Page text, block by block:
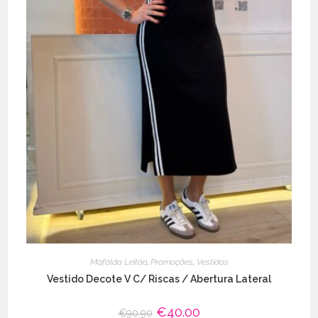
Mafalda Leitão, Promoções Vestidos
Vestido Decote V C/ Riscas / Abertura Lateral
€90.90 O
€40.00O